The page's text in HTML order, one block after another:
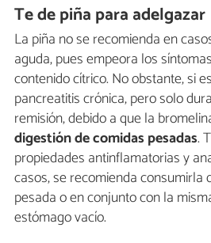
Te de piña para adelgazar
La piña no se recomienda en
aguda, pues empeora los
contenido cítrico. No obstante, si
pancreatitis crónica, pero solo
remisión, debido a que la
digestión de comidas pesadas.
propiedades antinflamatorias y
casos, se recomienda consumirla
pesada o en conjunto con la
estómago vacío.